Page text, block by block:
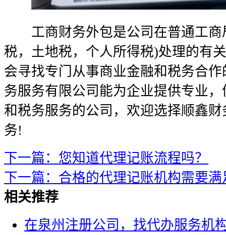
工商财务外包是公司在普通工商
税，土地税，个人所得税)处理的有
会寻找专门从事商业金融和税务合
务服务有限公司能为企业提供专业
和税务服务的公司，欢迎选择顺鑫
务!
下一篇：您知道代理记账流程吗？
下一篇：合格的代理记账机构需要
相关推荐
在泉州注册公司，找代办服务机